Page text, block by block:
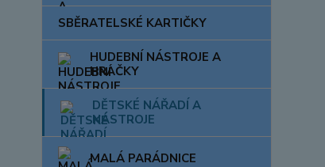
SBĚRATELSKÉ KARTIČKY
HUDEBNÍ NÁSTROJE A
HRAČKY
DĚTSKÉ NÁŘADÍ A
NÁSTROJE
MALÁ PARÁDNICE